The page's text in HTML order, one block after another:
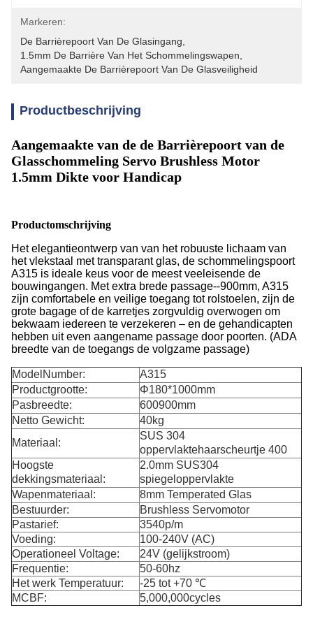
Markeren:
De Barrièrepoort Van De Glasingang
1.5mm De Barrière Van Het Schommelingswapen
Aangemaakte De Barrièrepoort Van De Glasveiligheid
Productbeschrijving
Aangemaakte van de de Barrièrepoort van de
Glasschommeling Servo Brushless Motor
1.5mm Dikte voor Handicap
Productomschrijving
Het elegantieontwerp van van het robuuste lichaam van
het vlekstaal met transparant glas, de schommelingspoort
A315 is ideale keus voor de meest veeleisende de
bouwingangen. Met extra brede passage--900mm, A315
zijn comfortabele en veilige toegang tot rolstoelen, zijn de
grote bagage of de karretjes zorgvuldig overwogen om
bekwaam iedereen te verzekeren – en de gehandicapten
hebben uit even aangename passage door poorten. (ADA
breedte van de toegangs de volgzame passage)
ModelNumber:
A315
Productgrootte:
Φ180*1000mm
Pasbreedte:
600900mm
Netto Gewicht:
40kg
Materiaal:
SUS 304
oppervlaktehaarscheurtje 400
Hoogste
dekkingsmateriaal:
2.0mm SUS304
spiegeloppervlakte
Wapenmateriaal:
8mm Temperated Glas
Bestuurder:
Brushless Servomotor
Pastarief:
3540p/m
Voeding:
100-240V (AC)
Operationeel Voltage:
24V (gelijkstroom)
Frequentie:
50-60hz
Het werk Temperatuur:
-25 tot +70 ℃
MCBF:
5,000,000cycles